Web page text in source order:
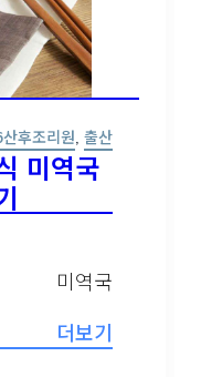
후조리원,출산
미역국
미역국
더보기